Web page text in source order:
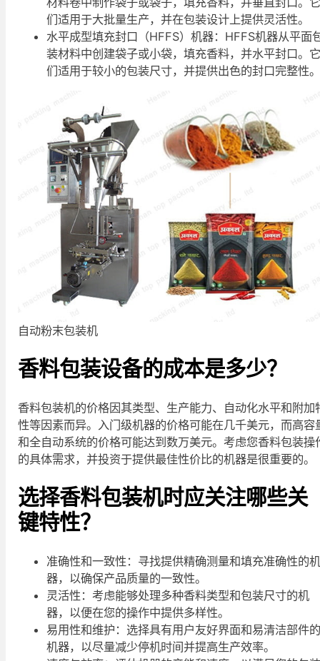
们适用于大批量生产，并在包装设计上提供灵活性。
水平成型填充封口（HFFS）机器：HFFS机器从平面
装材料中创建袋子或小袋，填充香料，并水平封口。
们适用于较小的包装尺寸，并提供出色的封口完整性
自动粉末包装机
香料包装设备的成本是多少？
香料包装机的价格因其类型、生产能力、自动化水平和附加
性等因素而异。入门级机器的价格可能在几千美元，而高容
和全自动系统的价格可能达到数万美元。考虑您香料包装操
的具体需求，并投资于提供最佳性价比的机器是很重要的。
选择香料包装机时应关注哪些关
键特性？
准确性和一致性：寻找提供精确测量和填充准确性的
器，以确保产品质量的一致性。
灵活性：考虑能够处理多种香料类型和包装尺寸的机
器，以便在您的操作中提供多样性。
易用性和维护：选择具有用户友好界面和易清洁部件
机器，以尽量减少停机时间并提高生产效率。